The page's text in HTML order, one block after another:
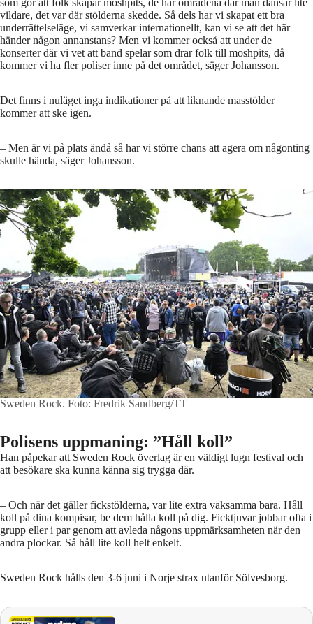
vildare, det var där stölderna skedde. Så dels har vi skapat ett bra
underrättelseläge, vi samverkar internationellt, kan vi se att det här
händer någon annanstans? Men vi kommer också att under de
konserter där vi vet att band spelar som drar folk till moshpits, då
kommer vi ha fler poliser inne på det området, säger Johansson.
Det finns i nuläget inga indikationer på att liknande masstölder
kommer att ske igen.
– Men är vi på plats ändå så har vi större chans att agera om någonting
skulle hända, säger Johansson.
Sweden Rock. Foto: Fredrik Sandberg/TT
Polisens uppmaning: ”Håll koll”
Han påpekar att Sweden Rock överlag är en väldigt lugn festival och
att besökare ska kunna känna sig trygga där.
– Och när det gäller fickstölderna, var lite extra vaksamma bara. Håll
koll på dina kompisar, be dem hålla koll på dig. Ficktjuvar jobbar ofta i
grupp eller i par genom att avleda någons uppmärksamheten när den
andra plockar. Så håll lite koll helt enkelt.
Sweden Rock hålls den 3-6 juni i Norje strax utanför Sölvesborg.